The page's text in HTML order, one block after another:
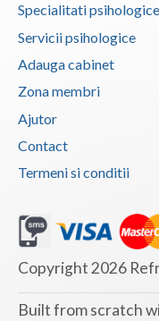
Specialitati psihologice
Servicii psihologice
Adauga cabinet
Zona membri
Ajutor
Contact
Termeni si conditii
Copyright 2026
Built from scratch